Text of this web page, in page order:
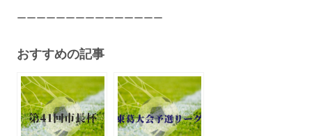
ーーーーーーーーーーーーーーー
おすすめの記事